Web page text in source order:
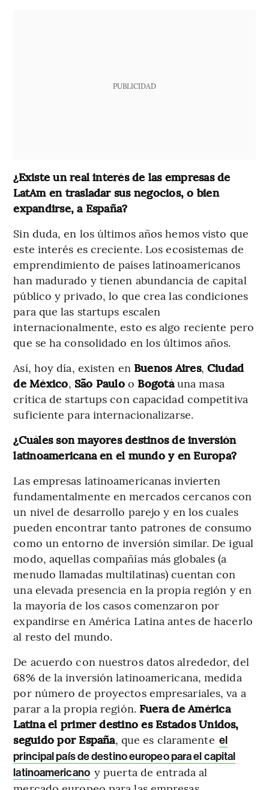
PUBLICIDAD
¿Existe un real interés de las empresas de
LatAm en trasladar sus negocios, o bien
expandirse, a España?
Sin duda, en los últimos años hemos visto que
este interés es creciente. Los ecosistemas de
emprendimiento de países latinoamericanos
han madurado y tienen abundancia de capital
público y privado, lo que crea las condiciones
para que las startups escalen
internacionalmente, esto es algo reciente pero
que se ha consolidado en los últimos años.
Así, hoy día, existen en Buenos Aires, Ciudad
de México, São Pauloo Bogotáuna masa
crítica de startups con capacidad competitiva
suficiente para internacionalizarse.
¿Cuáles son mayores destinos de inversión
latinoamericana en el mundo y en Europa?
Las empresas latinoamericanas invierten
fundamentalmente en mercados cercanos con
un nivel de desarrollo parejo y en los cuales
pueden encontrar tanto patrones de consumo
como un entorno de inversión similar. De igual
modo, aquellas compañías más globales (a
menudo llamadas multilatinas) cuentan con
una elevada presencia en la propia región y en
la mayoría de los casos comenzaron por
expandirse en América Latina antes de hacerlo
al resto del mundo.
De acuerdo con nuestros datos alrededor, del
68% de la inversión latinoamericana, medida
por número de proyectos empresariales, va a
parar a la propia región. Fuera de América
Latina el primer destino es Estados Unidos,
seguido por España, que es claramente el
principal país de destino europeo para el capital
latinoamericano y puerta de entrada al